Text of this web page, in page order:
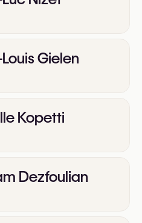
Gielen
Kopetti
Dezfoulian